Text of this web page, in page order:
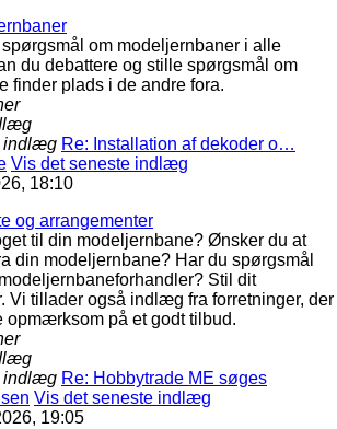
om modeljernbaner i alle
du debattere og stille spørgsmål om
finder plads i de andre fora.
indlæg Re: Installation af dekoder o…
Vis det seneste indlæg
18:10
og arrangementer
til din modeljernbane? Ønsker du at
din modeljernbane? Har du spørgsmål
Stil dit
Vi tillader også indlæg fra forretninger, der
opmærksom på et godt tilbud.
indlæg Re: Hobbytrade ME søges
Vis det seneste indlæg
19:05